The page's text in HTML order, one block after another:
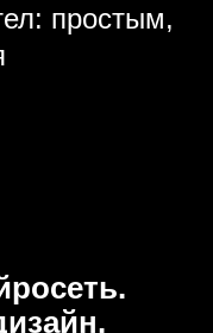
простым,